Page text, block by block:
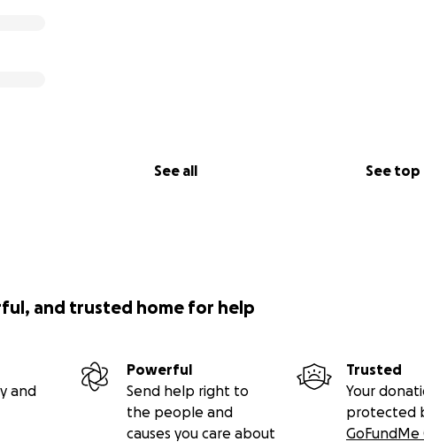
See all See top
and trusted home for help
and
Powerful
Send help right to
the people and
causes you care about
Trusted
Your
protected
GoFundMe